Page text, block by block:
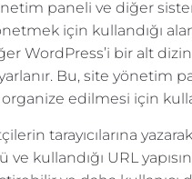
paneli ve diğer
için kullandığı
WordPress’i bir alt
Bu, site yönetim
edilmesi için
tarayıcılarına
kullandığı URL